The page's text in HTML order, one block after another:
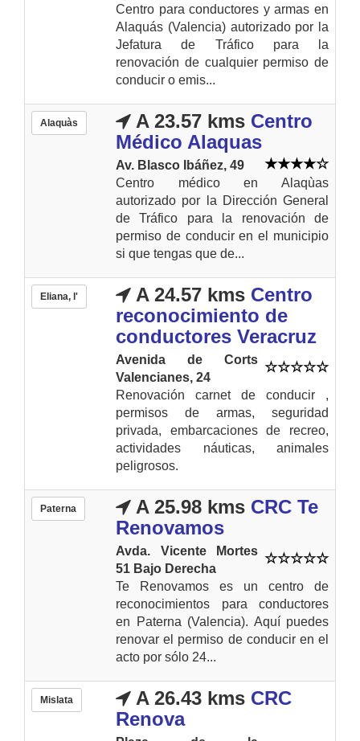
Centro para conductores y armas en
Alaquás (Valencia) autorizado por la
Jefatura de Tráfico para la
renovación de cualquier permiso de
conducir o emis...
Alaquàs A 23.57 kms Centro
Médico Alaquas
Av. Blasco Ibáñez, 49
Centro médico en Alaqùas
autorizado por la Dirección General
de Tráfico para la renovación de
permiso de conducir en el municipio
si que tengas que de...
Eliana, l' A 24.57 kms Centro
reconocimiento de
conductores Veracruz
Avenida de Corts
Valencianes, 24
Renovación carnet de conducir ,
permisos de armas, seguridad
privada, embarcaciones de recreo,
actividades náuticas, animales
peligrosos.
Paterna A 25.98 kms CRC Te
Renovamos
Avda. Vicente Mortes
51 Bajo Derecha
Te Renovamos es un centro de
reconocimientos para conductores
en Paterna (Valencia). Aquí puedes
renovar el permiso de conducir en el
acto por sólo 24...
Mislata A 26.43 kms CRC
Renova